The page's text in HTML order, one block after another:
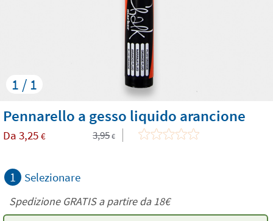
1 / 1
Pennarello a gesso liquido arancione
Da 3,25 € 3,95 €
1 Selezionare
Spedizione GRATIS a partire da18€